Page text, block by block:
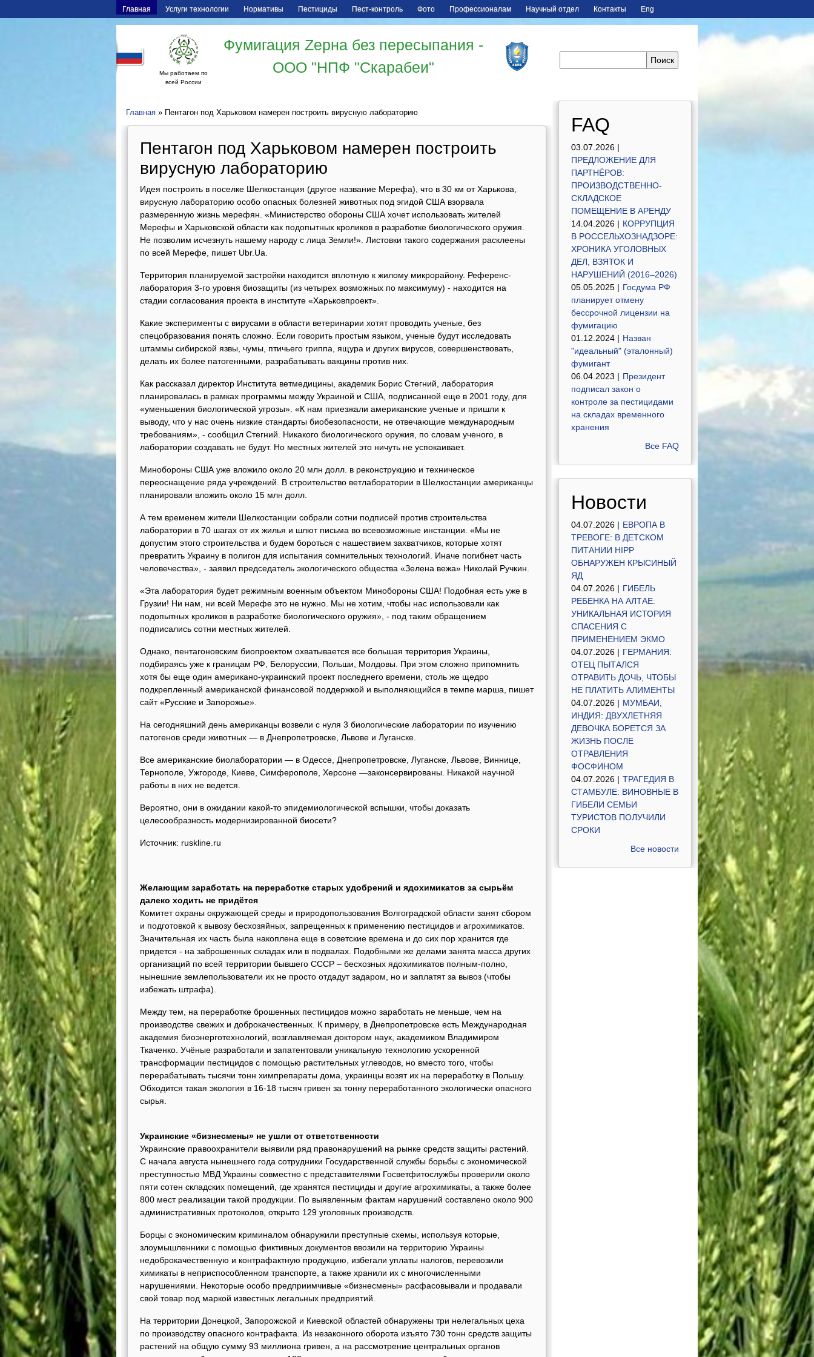
Главная Услуги технологии Нормативы Пестициды Пест-контроль Фото Профессионалам Научный отдел Контакты Eng
Мы работаем по
всей России
Фумигация Zерна без пересыпания -
ООО "НПФ "Скарабеи"
Главная » Пентагон под Харьковом намерен построить вирусную лабораторию
Пентагон под Харьковом намерен построить
вирусную лабораторию
Идея построить в поселке Шелкостанция (другое название Мерефа), что в 30 км от Харькова,
вирусную лабораторию особо опасных болезней животных под эгидой США взорвала
размеренную жизнь мерефян. «Министерство обороны США хочет использовать жителей
Мерефы и Харьковской области как подопытных кроликов в разработке биологического оружия.
Не позволим исчезнуть нашему народу с лица Земли!». Листовки такого содержания расклеены
по всей Мерефе, пишет Ubr.Ua.
Территория планируемой застройки находится вплотную к жилому микрорайону. Референс-
лаборатория 3-го уровня биозащиты (из четырех возможных по максимуму) - находится на
стадии согласования проекта в институте «Харьковпроект».
Какие эксперименты с вирусами в области ветеринарии хотят проводить ученые, без
спецобразования понять сложно. Если говорить простым языком, ученые будут исследовать
штаммы сибирской язвы, чумы, птичьего гриппа, ящура и других вирусов, совершенствовать,
делать их более патогенными, разрабатывать вакцины против них.
Как рассказал директор Института ветмедицины, академик Борис Стегний, лаборатория
планировалась в рамках программы между Украиной и США, подписанной еще в 2001 году, для
«уменьшения биологической угрозы». «К нам приезжали американские ученые и пришли к
выводу, что у нас очень низкие стандарты биобезопасности, не отвечающие международным
требованиям», - сообщил Стегний. Никакого биологического оружия, по словам ученого, в
лаборатории создавать не будут. Но местных жителей это ничуть не успокаивает.
Минобороны США уже вложило около 20 млн долл. в реконструкцию и техническое
переоснащение ряда учреждений. В строительство ветлаборатории в Шелкостанции американцы
планировали вложить около 15 млн долл.
А тем временем жители Шелкостанции собрали сотни подписей против строительства
лаборатории в 70 шагах от их жилья и шлют письма во всевозможные инстанции. «Мы не
допустим этого строительства и будем бороться с нашествием захватчиков, которые хотят
превратить Украину в полигон для испытания сомнительных технологий. Иначе погибнет часть
человечества», - заявил председатель экологического общества «Зелена вежа» Николай Ручкин.
«Эта лаборатория будет режимным военным объектом Минобороны США! Подобная есть уже в
Грузии! Ни нам, ни всей Мерефе это не нужно. Мы не хотим, чтобы нас использовали как
подопытных кроликов в разработке биологического оружия», - под таким обращением
подписались сотни местных жителей.
Однако, пентагоновским биопроектом охватывается все большая территория Украины,
подбираясь уже к границам РФ, Белоруссии, Польши, Молдовы. При этом сложно припомнить
хотя бы еще один американо-украинский проект последнего времени, столь же щедро
подкрепленный американской финансовой поддержкой и выполняющийся в темпе марша, пишет
сайт «Русские и Запорожье».
На сегодняшний день американцы возвели с нуля 3 биологические лаборатории по изучению
патогенов среди животных — в Днепропетровске, Львове и Луганске.
Все американские биолаборатории — в Одессе, Днепропетровске, Луганске, Львове, Виннице,
Тернополе, Ужгороде, Киеве, Симферополе, Херсоне —законсервированы. Никакой научной
работы в них не ведется.
Вероятно, они в ожидании какой-то эпидемиологической вспышки, чтобы доказать
целесообразность модернизированной биосети?
Источник: ruskline.ru
Желающим заработать на переработке старых удобрений и ядохимикатов за сырьём
далеко ходить не придётся
Комитет охраны окружающей среды и природопользования Волгоградской области занят сбором
и подготовкой к вывозу бесхозяйных, запрещенных к применению пестицидов и агрохимикатов.
Значительная их часть была накоплена еще в советские времена и до сих пор хранится где
придется - на заброшенных складах или в подвалах. Подобными же делами занята масса других
организаций по всей территории бывшего СССР – бесхозных ядохимикатов полным-полно,
нынешние землепользователи их не просто отдадут задаром, но и заплатят за вывоз (чтобы
избежать штрафа).
Между тем, на переработке брошенных пестицидов можно заработать не меньше, чем на
производстве свежих и доброкачественных. К примеру, в Днепропетровске есть Международная
академия биоэнерготехнологий, возглавляемая доктором наук, академиком Владимиром
Ткаченко. Учёные разработали и запатентовали уникальную технологию ускоренной
трансформации пестицидов с помощью растительных углеводов, но вместо того, чтобы
перерабатывать тысячи тонн химпрепараты дома, украинцы возят их на переработку в Польшу.
Обходится такая экология в 16-18 тысяч гривен за тонну переработанного экологически опасного
сырья.
Украинские «бизнесмены» не ушли от ответственности
Украинские правоохранители выявили ряд правонарушений на рынке средств защиты растений.
С начала августа нынешнего года сотрудники Государственной службы борьбы с экономической
преступностью МВД Украины совместно с представителями Госветфитослужбы проверили около
пяти сотен складских помещений, где хранятся пестициды и другие агрохимикаты, а также более
800 мест реализации такой продукции. По выявленным фактам нарушений составлено около 900
административных протоколов, открыто 129 уголовных производств.
Борцы с экономическим криминалом обнаружили преступные схемы, используя которые,
злоумышленники с помощью фиктивных документов ввозили на территорию Украины
недоброкачественную и контрафактную продукцию, избегали уплаты налогов, перевозили
химикаты в неприспособленном транспорте, а также хранили их с многочисленными
нарушениями. Некоторые особо предприимчивые «бизнесмены» расфасовывали и продавали
свой товар под маркой известных легальных предприятий.
На территории Донецкой, Запорожской и Киевской областей обнаружены три нелегальных цеха
по производству опасного контрафакта. Из незаконного оборота изъято 730 тонн средств защиты
растений на общую сумму 93 миллиона гривен, а на рассмотрение центральных органов
FAQ
03.07.2026 |
ПРЕДЛОЖЕНИЕ ДЛЯ
ПАРТНЁРОВ:
ПРОИЗВОДСТВЕННО-
СКЛАДСКОЕ
ПОМЕЩЕНИЕ В АРЕНДУ
14.04.2026 | КОРРУПЦИЯ
В РОССЕЛЬХОЗНАДЗОРЕ:
ХРОНИКА УГОЛОВНЫХ
ДЕЛ, ВЗЯТОК И
НАРУШЕНИЙ (2016–2026)
05.05.2025 | Госдума РФ
планирует отмену
бессрочной лицензии на
фумигацию
01.12.2024 | Назван
"идеальный" (эталонный)
фумигант
06.04.2023 | Президент
подписал закон о
контроле за пестицидами
на складах временного
хранения
Все FAQ
Новости
04.07.2026 | ЕВРОПА В
ТРЕВОГЕ: В ДЕТСКОМ
ПИТАНИИ HIPP
ОБНАРУЖЕН КРЫСИНЫЙ
ЯД
04.07.2026 | ГИБЕЛЬ
РЕБЕНКА НА АЛТАЕ:
УНИКАЛЬНАЯ ИСТОРИЯ
СПАСЕНИЯ С
ПРИМЕНЕНИЕМ ЭКМО
04.07.2026 | ГЕРМАНИЯ:
ОТЕЦ ПЫТАЛСЯ
ОТРАВИТЬ ДОЧЬ, ЧТОБЫ
НЕ ПЛАТИТЬ АЛИМЕНТЫ
04.07.2026 | МУМБАИ,
ИНДИЯ: ДВУХЛЕТНЯЯ
ДЕВОЧКА БОРЕТСЯ ЗА
ЖИЗНЬ ПОСЛЕ
ОТРАВЛЕНИЯ
ФОСФИНОМ
04.07.2026 | ТРАГЕДИЯ В
СТАМБУЛЕ: ВИНОВНЫЕ В
ГИБЕЛИ СЕМЬИ
ТУРИСТОВ ПОЛУЧИЛИ
СРОКИ
Все новости